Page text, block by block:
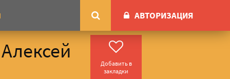
АВТОРИЗАЦИЯ
Добавить в
закладки